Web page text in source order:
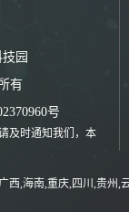
园
有
号
及时通知我们，本
,海南,重庆,四川,贵州,